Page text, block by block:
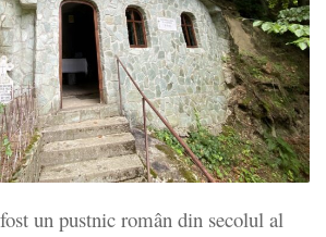
un pustnic român din secolul al